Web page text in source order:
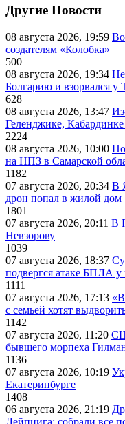
Другие Новости
08 августа 2026, 19:59
создателям «Колобка»
500
08 августа 2026, 19:34
Болгарию и взорвался у
628
08 августа 2026, 13:47
Геленджике,
2224
08 августа 2026, 10:00
на НПЗ в Самарской
1182
07 августа 2026, 20:34 В
дрон попал в жилой дом
1801
07 августа 2026, 20:11 В
Невзорову
1039
07 августа 2026, 18:37
подвергся атаке БПЛА у
1111
07 августа 2026, 17:13
с семьей хотят
1142
07 августа 2026, 11:20
бывшего морпеха
1136
07 августа 2026, 10:19
Екатеринбурге
1408
06 августа 2026, 21:19